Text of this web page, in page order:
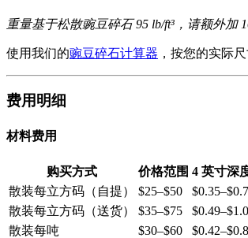
重量基于松散豌豆碎石 95 lb/ft³，请额外加
使用我们的豌豆碎石计算器 ，按您的实际
费用明细
材料费用
购买方式 价格范围 4 英寸深
散装每立方码（自提）
$25–$50
散装每立方码（送货）
$35–$75
散装每吨
$30–$60